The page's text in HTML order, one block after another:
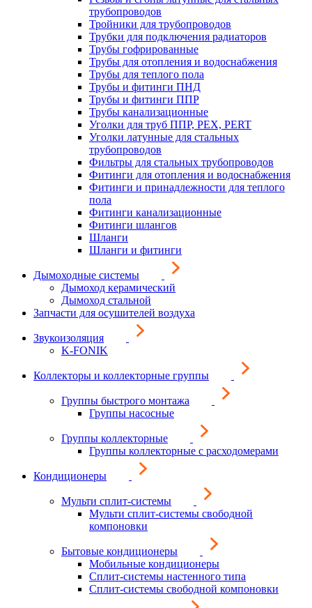
трубопроводов
Тройники для трубопроводов
Трубки для подключения радиаторов
Трубы гофрированные
Трубы для отопления и водоснабжения
Трубы для теплого пола
Трубы и фитинги ПНД
Трубы и фитинги ППР
Трубы канализационные
Уголки для труб ППР, PEX, PERT
Уголки латунные для стальных
трубопроводов
Фильтры для стальных трубопроводов
Фитинги для отопления и водоснабжения
Фитинги и принадлежности для теплого
пола
Фитинги канализационные
Фитинги шлангов
Шланги
Шланги и фитинги
Дымоходные системы
Дымоход керамический
Дымоход стальной
Запчасти для осушителей воздуха
Звукоизоляция
K-FONIK
Коллекторы и коллекторные группы
Группы быстрого монтажа
Группы насосные
Группы коллекторные
Группы коллекторные с расходомерами
Кондиционеры
Мульти сплит-системы
Мульти сплит-системы свободной
компоновки
Бытовые кондиционеры
Мобильные кондиционеры
Сплит-системы настенного типа
Сплит-системы свободной компоновки